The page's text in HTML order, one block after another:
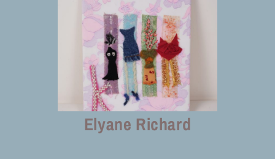
Elyane Richard